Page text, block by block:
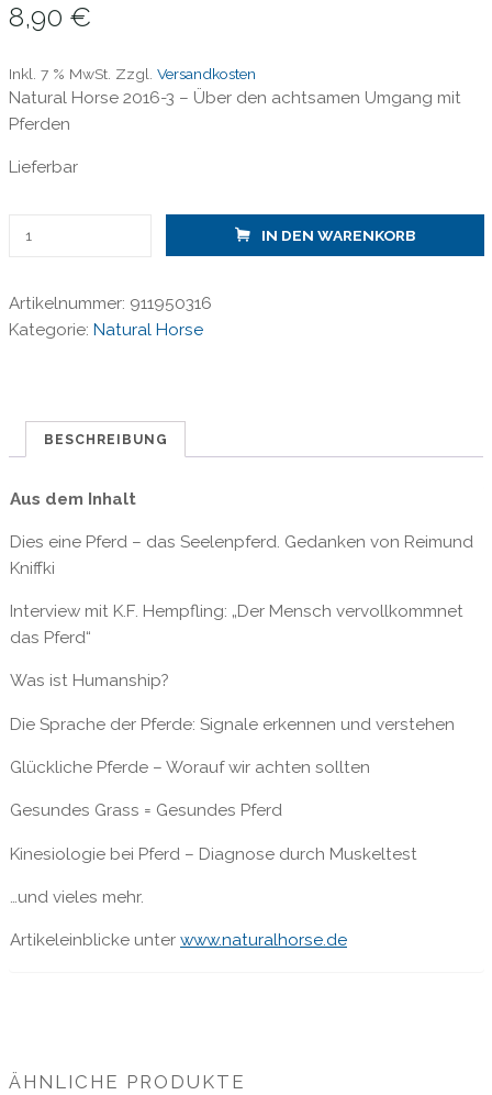
8,90 €
Inkl. 7 % MwSt. Zzgl. Versandkosten
Natural Horse 2016-3 – Über den achtsamen Umgang mit
Pferden
Lieferbar
Die
Sprache
IN DEN WARENKORB
Artikelnummer: 911950316
Kategorie: Natural Horse
BESCHREIBUNG
Aus dem Inhalt
Dies eine Pferd – das Seelenpferd. Gedanken von Reimund
Kniffki
Interview mit K.F. Hempfling: „Der Mensch vervollkommnet
das Pferd“
Was ist Humanship?
Die Sprache der Pferde: Signale erkennen und verstehen
Glückliche Pferde – Worauf wir achten sollten
Gesundes Grass = Gesundes Pferd
Kinesiologie bei Pferd – Diagnose durch Muskeltest
…und vieles mehr.
Artikeleinblicke unter www.naturalhorse.de
ÄHNLICHE PRODUKTE